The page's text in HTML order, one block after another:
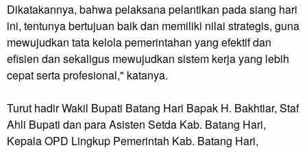
Dikatakannya, bahwa pelaksana pelantikan pada siang hari
ini, tentunya bertujuan baik dan memiliki nilai strategis, guna
mewujudkan tata kelola pemerintahan yang efektif dan
efisien dan sekaligus mewujudkan sistem kerja yang lebih
cepat serta profesional," katanya.
Turut hadir Wakil Bupati Batang Hari Bapak H. Bakhtiar, Staf
Ahli Bupati dan para Asisten Setda Kab. Batang Hari,
Kepala OPD Lingkup Pemerintah Kab. Batang Hari,